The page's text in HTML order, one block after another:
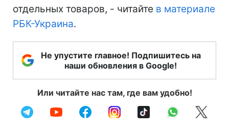
отдельных товаров, - читайте в материале
РБК-Украина.
Не упустите главное! Подпишитесь на
наши обновления в Google!
Или читайте нас там, где вам удобно!